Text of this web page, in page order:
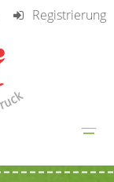
Registrierung